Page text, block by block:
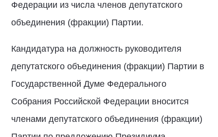
Федерации из числа членов депутатского
объединения (фракции) Партии.
Кандидатура на должность руководителя
депутатского объединения (фракции) Партии в
Государственной Думе Федерального
Собрания Российской Федерации вносится
членами депутатского объединения (фракции)